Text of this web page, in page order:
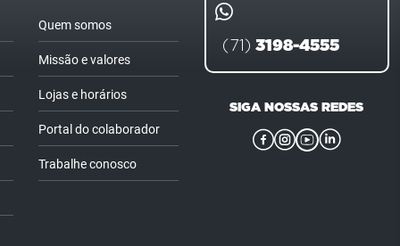
Quem somos
Missão e valores
Lojas e horários
Portal do colaborador
Trabalhe conosco
(71) 3198-4555
SIGA NOSSAS REDES